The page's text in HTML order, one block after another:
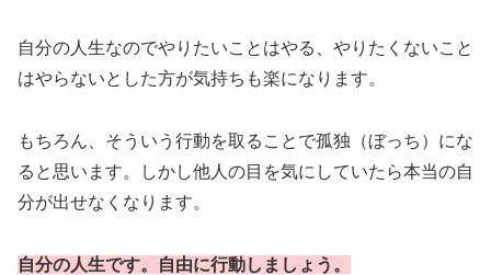
自分の人生なのでやりたいことはやる、やりたくないこと
はやらないとした方が気持ちも楽になります。
もちろん、そういう行動を取ることで孤独（ぼっち）にな
ると思います。しかし他人の目を気にしていたら本当の自
分が出せなくなります。
自分の人生です。自由に行動しましょう。